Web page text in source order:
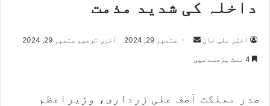
داخلہ کی شدید مذمت
اختر علی خان
a
ستمبر 29, 2024 آخری ترمیم ستمبر 29, 2024
صدر مملکت آصف علی زرداری، وزیراعظم